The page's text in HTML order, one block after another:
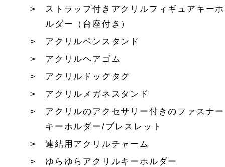
ストラップ付きアクリルフィギュアキーホ
ルダー（台座付き）
アクリルペンスタンド
アクリルヘアゴム
アクリルドッグタグ
アクリルメガネスタンド
アクリルのアクセサリー付きのファスナー
キーホルダー/ブレスレット
連結用アクリルチャーム
ゆらゆらアクリルキーホルダー